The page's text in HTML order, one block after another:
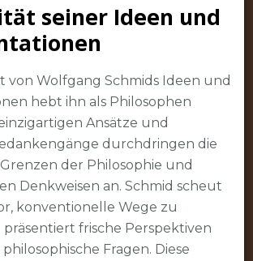
seiner Ideen und
von Wolfgang Schmids Ideen und
hebt ihn als Philosophen
Ansätze und
durchdringen die
der Philosophie und
Denkweisen an. Schmid scheut
konventionelle Wege zu
präsentiert frische Perspektiven
Fragen. Diese